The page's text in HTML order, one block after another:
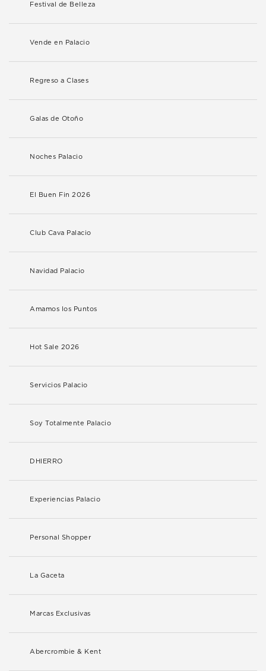
Festival de Belleza
Vende en Palacio
Regreso a Clases
Galas de Otoño
Noches Palacio
El Buen Fin 2026
Club Cava Palacio
Navidad Palacio
Amamos los Puntos
Hot Sale 2026
Servicios Palacio
Soy Totalmente Palacio
DHIERRO
Experiencias Palacio
Personal Shopper
La Gaceta
Marcas Exclusivas
Abercrombie & Kent